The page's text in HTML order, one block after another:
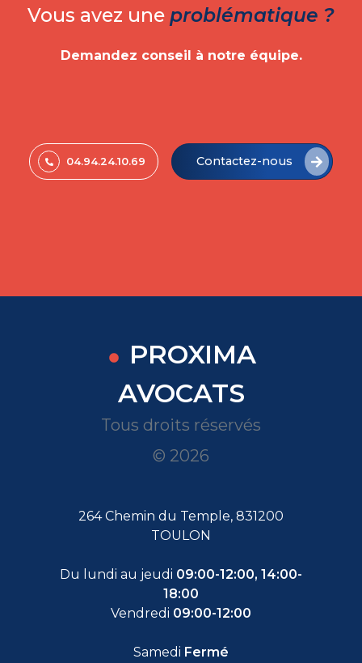
Vous avez une problématique ?
Demandez conseil à notre équipe.
04.94.24.10.69 Contactez-nous
PROXIMA
AVOCATS
Tous droits réservés
© 2026
264 Chemin du Temple, 831200
TOULON
Du lundi au jeudi 09:00-12:00, 14:00-
18:00
Vendredi 09:00-12:00
Samedi Fermé